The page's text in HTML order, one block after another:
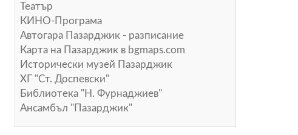
Театър
КИНО-Програма
Автогара Пазарджик - разписание
Карта на Пазарджик в bgmaps.com
Исторически музей Пазарджик
ХГ "Ст. Доспевски"
Библиотека "Н. Фурнаджиев"
Ансамбъл "Пазарджик"